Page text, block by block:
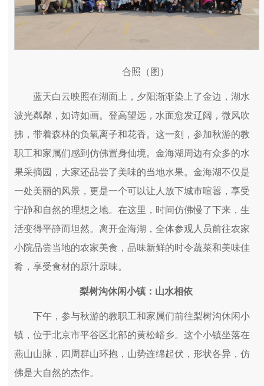
合照（图）
蓝天白云映照在湖面上，夕阳渐渐染上了金边，湖水
波光粼粼，如诗如画。登高望远，水面愈发辽阔，微风吹
拂，带着森林的负氧离子和花香。这一刻，参加秋游的教
职工和家属们感到仿佛置身仙境。金海湖周边有众多的水
果采摘园，大家还品尝了美味的当地水果。金海湖不仅是
一处美丽的风景，更是一个可以让人放下城市喧嚣，享受
宁静和自然的理想之地。在这里，时间仿佛慢了下来，生
活变得平静而坦然。离开金海湖，全体参观人员前往农家
小院品尝当地的农家美食，品味新鲜的时令蔬菜和美味佳
肴，享受食材的原汁原味。
梨树沟休闲小镇：山水相依
下午，参与秋游的教职工和家属们前往梨树沟休闲小
镇，位于北京市平谷区北部的黄松峪乡。这个小镇坐落在
燕山山脉，四周群山环抱，山势连绵起伏，形状各异，仿
佛是大自然的杰作。